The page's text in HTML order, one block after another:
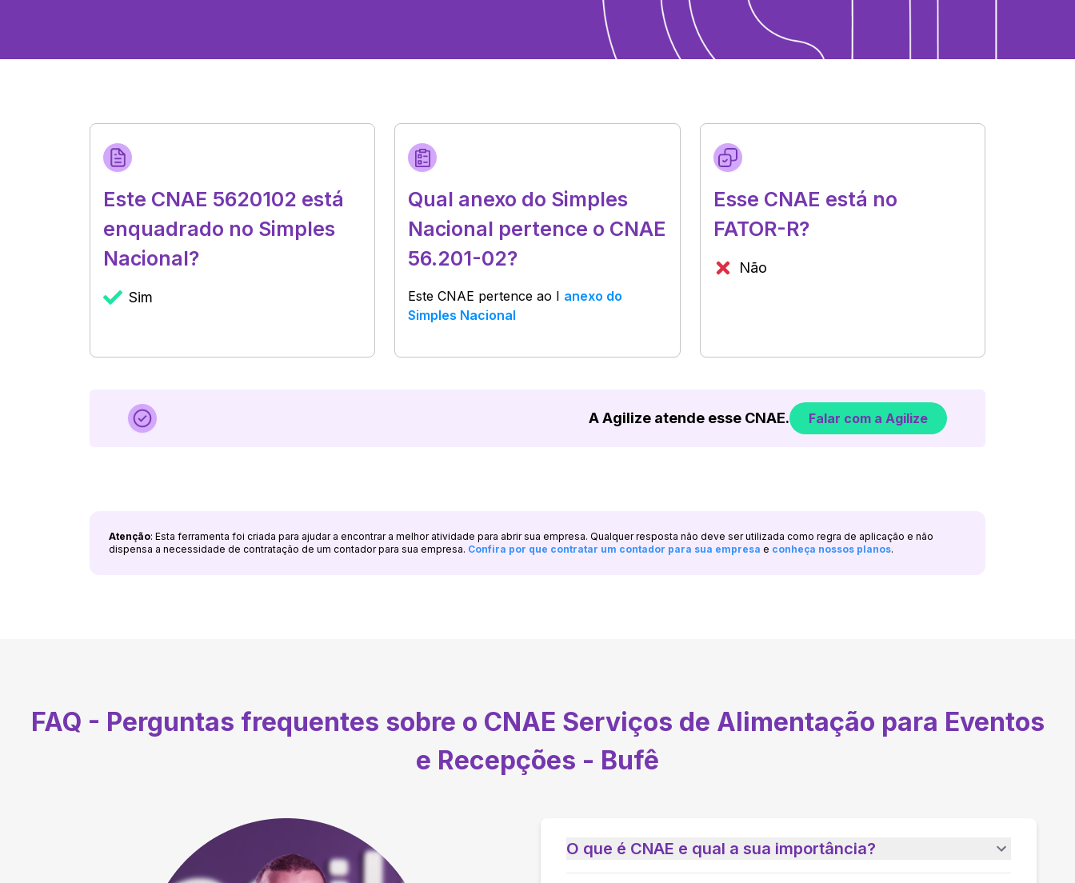
Este CNAE 5620102 está
enquadrado no Simples
Nacional?
Sim
Qual anexo do Simples
Nacional pertence o CNAE
56.201-02?
Este CNAE pertence ao I anexo do
Simples Nacional
Esse CNAE está no
FATOR-R?
Não
A Agilize atende esse CNAE. Falar com a Agilize
Atenção: Esta ferramenta foi criada para ajudar a encontrar a melhor atividade para abrir sua empresa. Qualquer resposta não deve ser utilizada como regra de aplicação e não
dispensa a necessidade de contratação de um contador para sua empresa. Confira por que contratar um contador para sua empresa e conheça nossos planos.
FAQ - Perguntas frequentes sobre o CNAE Serviços de Alimentação para Eventos
e Recepções - Bufê
O que é CNAE e qual a sua importância?